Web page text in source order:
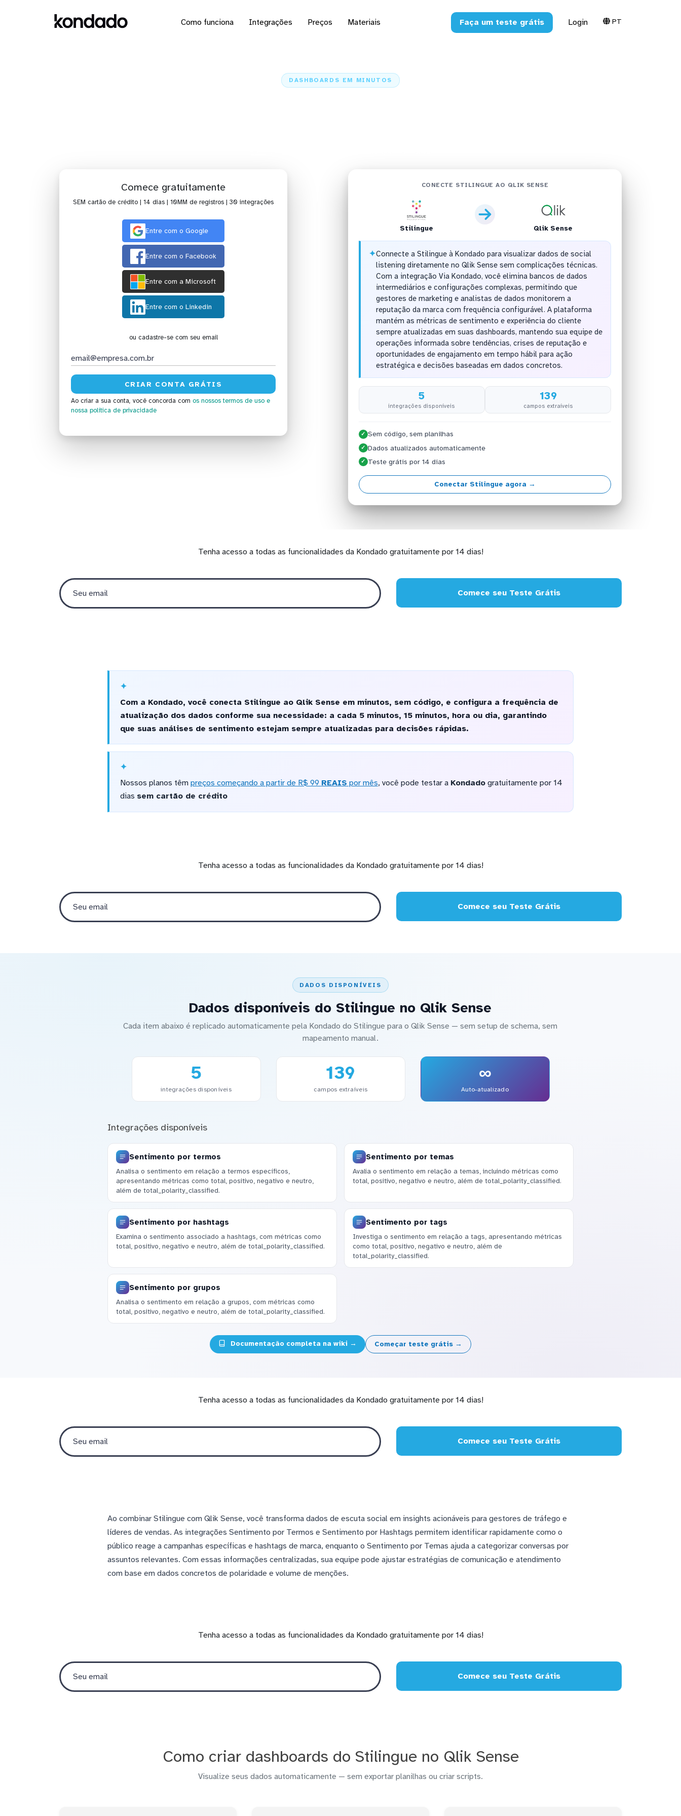
Como funciona Integrações Preços Materiais Faça um teste grátis Login PT
DASHBOARDS EM MINUTOS
Comece gratuitamente
SEM cartão de crédito | 14 dias | 10MM de registros | 30 integrações
Entre com o Google
Entre com o Facebook
Entre com a Microsoft
Entre com o Linkedin
ou cadastre-se com seu email
Ao criar a sua conta, você concorda com os nossos termos de uso e
nossa política de privacidade
CONECTE STILINGUE AO QLIK SENSE
Stilingue Qlik Sense
✦Connecte a Stilingue à Kondado para visualizar dados de social
listening diretamente no Qlik Sense sem complicações técnicas.
Com a integração Via Kondado, você elimina bancos de dados
intermediários e configurações complexas, permitindo que
gestores de marketing e analistas de dados monitorem a
reputação da marca com frequência configurável. A plataforma
mantém as métricas de sentimento e experiência do cliente
sempre atualizadas em suas dashboards, mantendo sua equipe de
operações informada sobre tendências, crises de reputação e
oportunidades de engajamento em tempo hábil para ação
estratégica e decisões baseadas em dados concretos.
5
integrações disponíveis
139
campos extraíveis
✓ Sem código, sem planilhas
✓ Dados atualizados automaticamente
✓ Teste grátis por 14 dias
Conectar Stilingue agora →
Tenha acesso a todas as funcionalidades da Kondado gratuitamente por 14 dias!
Comece seu Teste Grátis
Com a Kondado, você conecta Stilingue ao Qlik Sense em minutos, sem código, e configura a frequência de
atualização dos dados conforme sua necessidade: a cada 5 minutos, 15 minutos, hora ou dia, garantindo
que suas análises de sentimento estejam sempre atualizadas para decisões rápidas.
Nossos planos têm preços começando a partir de R$ 99 REAIS por mês, você pode testar a Kondadogratuitamente por 14
dias sem cartão de crédito
Tenha acesso a todas as funcionalidades da Kondado gratuitamente por 14 dias!
Comece seu Teste Grátis
DADOS DISPONÍVEIS
Dados disponíveis do Stilingue no Qlik Sense
Cada item abaixo é replicado automaticamente pela Kondado do Stilingue para o Qlik Sense — sem setup de schema, sem
mapeamento manual.
5
integrações disponíveis
139
campos extraíveis
∞
Auto-atualizado
Integrações disponíveis
Sentimento por termos
Analisa o sentimento em relação a termos específicos,
apresentando métricas como total, positivo, negativo e neutro,
além de total_polarity_classified.
Sentimento por temas
Avalia o sentimento em relação a temas, incluindo métricas como
total, positivo, negativo e neutro, além de total_polarity_classified.
Sentimento por hashtags
Examina o sentimento associado a hashtags, com métricas como
total, positivo, negativo e neutro, além de total_polarity_classified.
Sentimento por tags
Investiga o sentimento em relação a tags, apresentando métricas
como total, positivo, negativo e neutro, além de
total_polarity_classified.
Sentimento por grupos
Analisa o sentimento em relação a grupos, com métricas como
total, positivo, negativo e neutro, além de total_polarity_classified.
Documentação completa na wiki → Começar teste grátis →
Tenha acesso a todas as funcionalidades da Kondado gratuitamente por 14 dias!
Comece seu Teste Grátis
Ao combinar Stilingue com Qlik Sense, você transforma dados de escuta social em insights acionáveis para gestores de tráfego e
líderes de vendas. As integrações Sentimento por Termos e Sentimento por Hashtags permitem identificar rapidamente como o
público reage a campanhas específicas e hashtags de marca, enquanto o Sentimento por Temas ajuda a categorizar conversas por
assuntos relevantes. Com essas informações centralizadas, sua equipe pode ajustar estratégias de comunicação e atendimento
com base em dados concretos de polaridade e volume de menções.
Tenha acesso a todas as funcionalidades da Kondado gratuitamente por 14 dias!
Comece seu Teste Grátis
Como criar dashboards do Stilingue no Qlik Sense
Visualize seus dados automaticamente — sem exportar planilhas ou criar scripts.